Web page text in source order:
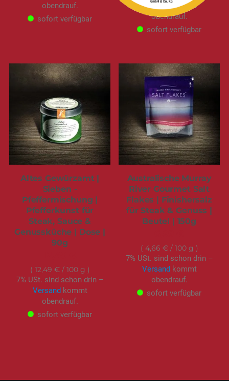
obendrauf.
sofort verfügbar
Versandkommt
obendrauf.
sofort verfügbar
Altes Gewürzamt |
Sieben -
Pfeffermischung |
Pfefferkunst für
Steak, Sauce &
Genussküche | Dose |
90g
12,49 €/ 100 g
7% USt. sind schon drin –
Versandkommt
obendrauf.
sofort verfügbar
Australische Murray
River Gourmet Salt
Flakes | Finishersalz
für Steak & Genuss |
Beutel | 150g
4,66 €/ 100 g
7% USt. sind schon drin –
Versandkommt
obendrauf.
sofort verfügbar